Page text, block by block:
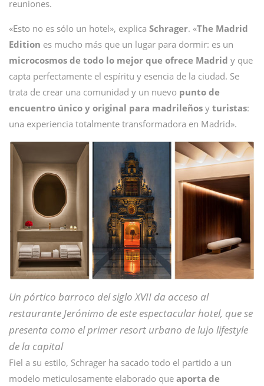
reuniones.
«Esto no es sólo un hotel», explica Schrager. «The Madrid
Edition es mucho más que un lugar para dormir: es un
microcosmos de todo lo mejor que ofrece Madrid y que
capta perfectamente el espíritu y esencia de la ciudad. Se
trata de crear una comunidad y un nuevo punto de
encuentro único y original para madrileños y turistas:
una experiencia totalmente transformadora en Madrid».
Un pórtico barroco del siglo XVII da acceso al
restaurante Jerónimo de este espectacular hotel, que se
presenta como el primer resort urbano de lujo lifestyle
de la capital
Fiel a su estilo, Schrager ha sacado todo el partido a un
modelo meticulosamente elaborado que aporta de